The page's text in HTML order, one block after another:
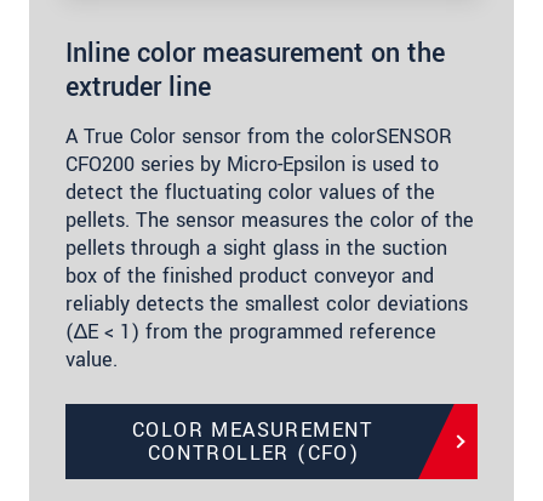
Inline color measurement on the
extruder line
A True Color sensor from the colorSENSOR
CFO200 series by Micro-Epsilon is used to
detect the fluctuating color values of the
pellets. The sensor measures the color of the
pellets through a sight glass in the suction
box of the finished product conveyor and
reliably detects the smallest color deviations
(∆E < 1) from the programmed reference
value.
COLOR MEASUREMENT
CONTROLLER (CFO)